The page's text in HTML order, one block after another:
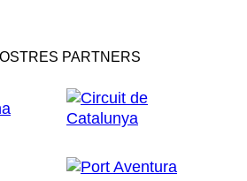
PARTNERS